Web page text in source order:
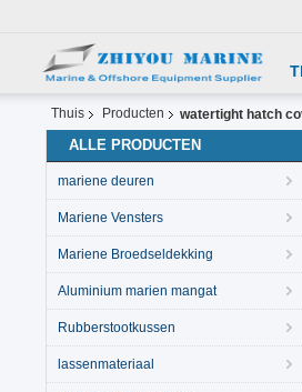
Thuis Producten watertight hatch
ALLE PRODUCTEN
mariene deuren
Mariene Vensters
Mariene Broedseldekking
Aluminium marien mangat
Rubberstootkussen
lassenmateriaal